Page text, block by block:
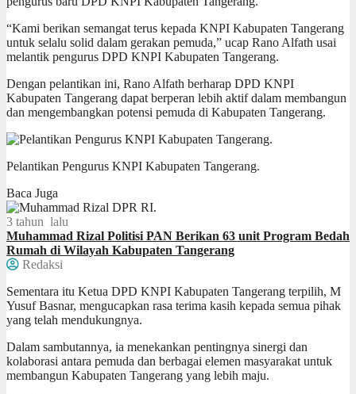
“Kami berikan semangat terus kepada KNPI Kabupaten Tangerang
untuk selalu solid dalam gerakan pemuda,” ucap Rano Alfath usai
melantik pengurus DPD KNPI Kabupaten Tangerang.
Dengan pelantikan ini, Rano Alfath berharap DPD KNPI
Kabupaten Tangerang dapat berperan lebih aktif dalam membangun
dan mengembangkan potensi pemuda di Kabupaten Tangerang.
Pelantikan Pengurus KNPI Kabupaten Tangerang.
Baca Juga
3 tahun lalu
Muhammad Rizal Politisi PAN Berikan 63 unit Program Bedah
Rumah di Wilayah Kabupaten Tangerang
Redaksi
Sementara itu Ketua DPD KNPI Kabupaten Tangerang terpilih, M
Yusuf Basnar, mengucapkan rasa terima kasih kepada semua pihak
yang telah mendukungnya.
Dalam sambutannya, ia menekankan pentingnya sinergi dan
kolaborasi antara pemuda dan berbagai elemen masyarakat untuk
membangun Kabupaten Tangerang yang lebih maju.